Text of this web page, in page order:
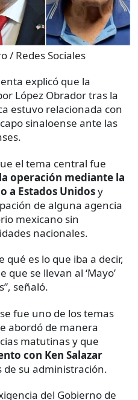
/ Redes Sociales
explicó que la
López Obrador tras la
estuvo relacionada con
sinaloense ante las
el tema central fue
operación mediante la
a Estados Unidosy
de alguna agencia
mexicano sin
nacionales.
qué es lo que iba a decir,
que se llevan al ‘Mayo’
señaló.
fue uno de los temas
abordó de manera
matutinas y que
con Ken Salazar
su administración.
del Gobierno de